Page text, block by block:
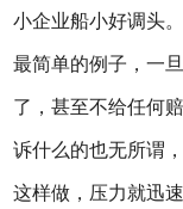
小企业船小好调头。
最简单的例子，一
了，甚至不给任何
诉什么的也无所谓
这样做，压力就迅速